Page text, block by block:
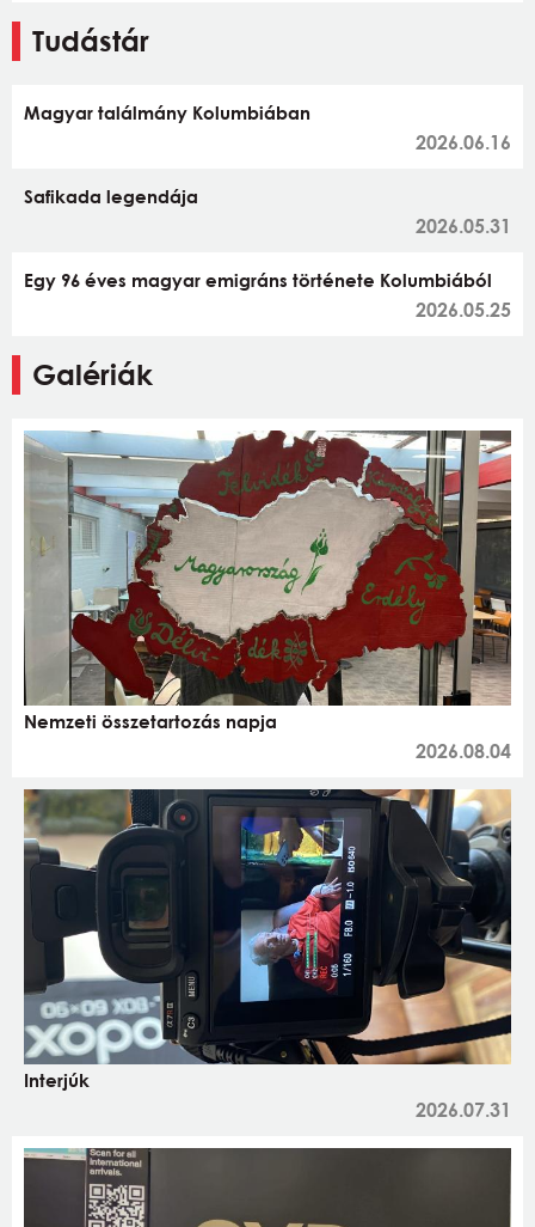
Tudástár
Magyar találmány Kolumbiában
2026.06.16
Safikada legendája
2026.05.31
Egy 96 éves magyar emigráns története Kolumbiából
2026.05.25
Galériák
Nemzeti összetartozás napja
2026.08.04
Interjúk
2026.07.31